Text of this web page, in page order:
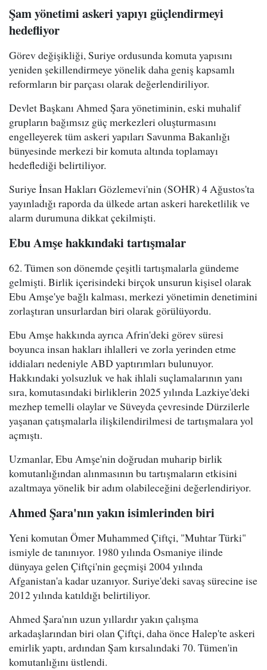
Şam yönetimi askeri yapıyı güçlendirmeyi
hedefliyor
Görev değişikliği, Suriye ordusunda komuta yapısını
yeniden şekillendirmeye yönelik daha geniş kapsamlı
reformların bir parçası olarak değerlendiriliyor.
Devlet Başkanı Ahmed Şara yönetiminin, eski muhalif
grupların bağımsız güç merkezleri oluşturmasını
engelleyerek tüm askeri yapıları Savunma Bakanlığı
bünyesinde merkezi bir komuta altında toplamayı
hedeflediği belirtiliyor.
Suriye İnsan Hakları Gözlemevi'nin (SOHR) 4 Ağustos'ta
yayınladığı raporda da ülkede artan askeri hareketlilik ve
alarm durumuna dikkat çekilmişti.
Ebu Amşe hakkındaki tartışmalar
62. Tümen son dönemde çeşitli tartışmalarla gündeme
gelmişti. Birlik içerisindeki birçok unsurun kişisel olarak
Ebu Amşe'ye bağlı kalması, merkezi yönetimin denetimini
zorlaştıran unsurlardan biri olarak görülüyordu.
Ebu Amşe hakkında ayrıca Afrin'deki görev süresi
boyunca insan hakları ihlalleri ve zorla yerinden etme
iddiaları nedeniyle ABD yaptırımları bulunuyor.
Hakkındaki yolsuzluk ve hak ihlali suçlamalarının yanı
sıra, komutasındaki birliklerin 2025 yılında Lazkiye'deki
mezhep temelli olaylar ve Süveyda çevresinde Dürzilerle
yaşanan çatışmalarla ilişkilendirilmesi de tartışmalara yol
açmıştı.
Uzmanlar, Ebu Amşe'nin doğrudan muharip birlik
komutanlığından alınmasının bu tartışmaların etkisini
azaltmaya yönelik bir adım olabileceğini değerlendiriyor.
Ahmed Şara'nın yakın isimlerinden biri
Yeni komutan Ömer Muhammed Çiftçi, "Muhtar Türki"
ismiyle de tanınıyor. 1980 yılında Osmaniye ilinde
dünyaya gelen Çiftçi'nin geçmişi 2004 yılında
Afganistan'a kadar uzanıyor. Suriye'deki savaş sürecine ise
2012 yılında katıldığı belirtiliyor.
Ahmed Şara'nın uzun yıllardır yakın çalışma
arkadaşlarından biri olan Çiftçi, daha önce Halep'te askeri
emirlik yaptı, ardından Şam kırsalındaki 70. Tümen'in
komutanlığını üstlendi.